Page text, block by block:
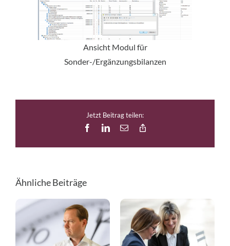
Ansicht Modul für
Sonder-/Ergänzungsbilanzen
Jetzt Beitrag teilen:
FacebookLinkedIn
E-
Ähnliche Beiträge